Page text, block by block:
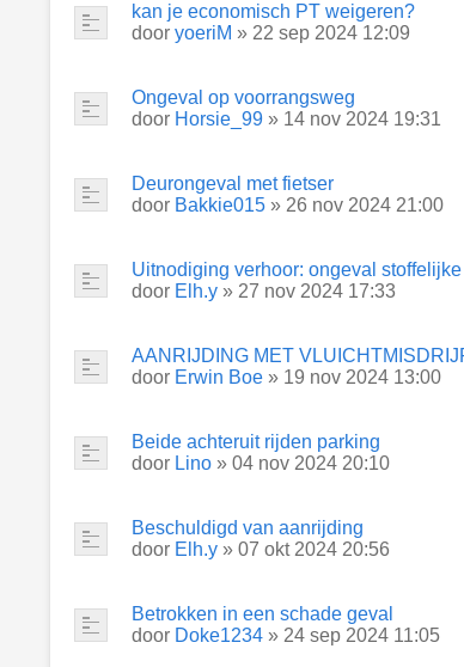
kan je economisch PT weigeren?
door yoeriM » 22 sep 2024 12:09
Ongeval op voorrangsweg
door Horsie_99 » 14 nov 2024 19:31
Deurongeval met fietser
door Bakkie015 » 26 nov 2024 21:00
Uitnodiging verhoor: ongeval
door Elh.y » 27 nov 2024 17:33
AANRIJDING MET
door Erwin Boe » 19 nov 2024 13:00
Beide achteruit rijden parking
door Lino » 04 nov 2024 20:10
Beschuldigd van aanrijding
door Elh.y » 07 okt 2024 20:56
Betrokken in een schade geval
door Doke1234 » 24 sep 2024 11:05